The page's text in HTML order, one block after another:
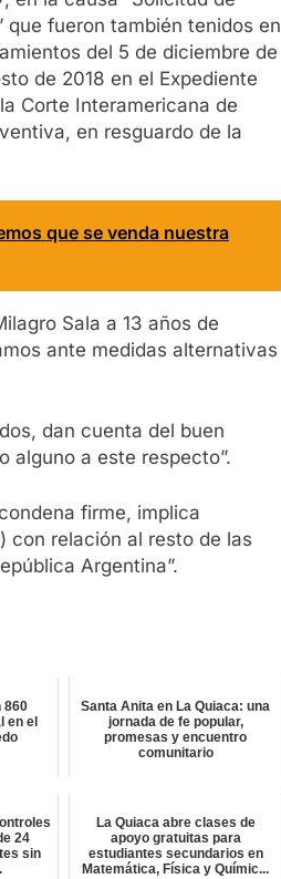
que fueron también tenidos en
del 5 de diciembre de
de 2018 en el Expediente
Corte Interamericana de
en resguardo de la
que se venda nuestra
Sala a 13 años de
ante medidas alternativas
dan cuenta del buen
alguno a este respecto”.
firme, implica
con relación al resto de las
Argentina”.
860
en el
Santa Anita en La Quiaca: una
jornada de fe popular,
promesas y encuentro
comunitario
24
sin
La Quiaca abre clases de
apoyo gratuitas para
estudiantes secundarios en
Matemática, Física y Químic...